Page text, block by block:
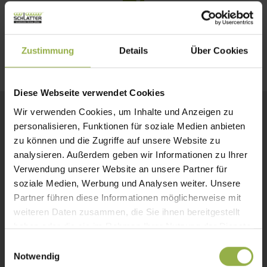
Zustimmung Details Über Cookies
Diese Webseite verwendet Cookies
Wir verwenden Cookies, um Inhalte und Anzeigen zu
personalisieren, Funktionen für soziale Medien anbieten
zu können und die Zugriffe auf unsere Website zu
analysieren. Außerdem geben wir Informationen zu Ihrer
Verwendung unserer Website an unsere Partner für
soziale Medien, Werbung und Analysen weiter. Unsere
Partner führen diese Informationen möglicherweise mit
weiteren Daten zusammen, die Sie ihnen bereitgestellt
haben oder die sie im Rahmen Ihrer Nutzung der Dienste
Notwendig
Einfaches Ein- und Ausfahren